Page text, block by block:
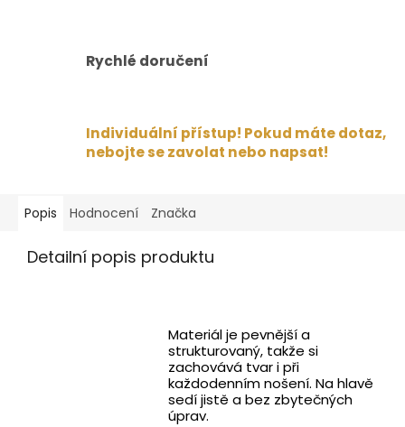
Rychlé doručení
Individuální přístup! Pokud máte dotaz,
nebojte se zavolat nebo napsat!
Popis Hodnocení Značka
Detailní popis produktu
Materiál je pevnější a
strukturovaný, takže si
zachovává tvar i při
každodenním nošení. Na hlavě
sedí jistě a bez zbytečných
úprav.